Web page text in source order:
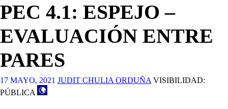
PEC 4.1: ESPEJO –
EVALUACIÓN ENTRE
PARES
17 MAYO, 2021 JUDIT CHULIA ORDUÑA VISIBILIDAD:
PÚBLICA